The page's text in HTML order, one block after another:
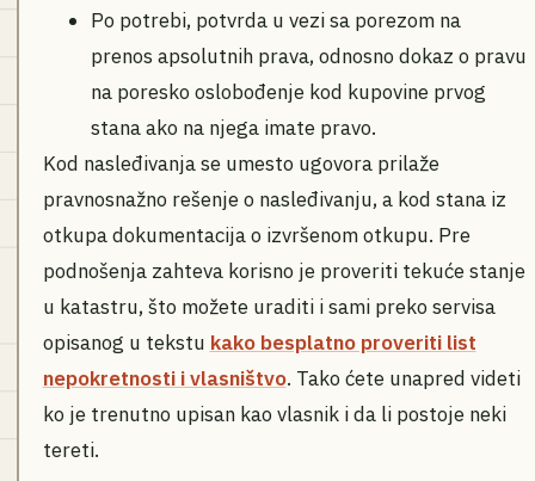
Po potrebi, potvrda u vezi sa porezom na
prenos apsolutnih prava, odnosno dokaz o pravu
na poresko oslobođenje kod kupovine prvog
stana ako na njega imate pravo.
Kod nasleđivanja se umesto ugovora prilaže
pravnosnažno rešenje o nasleđivanju, a kod stana iz
otkupa dokumentacija o izvršenom otkupu. Pre
podnošenja zahteva korisno je proveriti tekuće stanje
u katastru, što možete uraditi i sami preko servisa
opisanog u tekstu kako besplatno proveriti list
nepokretnosti i vlasništvo. Tako ćete unapred videti
ko je trenutno upisan kao vlasnik i da li postoje neki
tereti.